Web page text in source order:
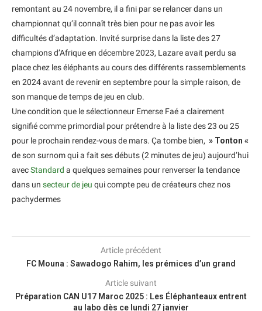
remontant au 24 novembre, il a fini par se relancer dans un
championnat qu’il connaît très bien pour ne pas avoir les
difficultés d’adaptation. Invité surprise dans la liste des 27
champions d’Afrique en décembre 2023, Lazare avait perdu sa
place chez les éléphants au cours des différents rassemblements
en 2024 avant de revenir en septembre pour la simple raison, de
son manque de temps de jeu en club.
Une condition que le sélectionneur Emerse Faé a clairement
signifié comme primordial pour prétendre à la liste des 23 ou 25
pour le prochain rendez-vous de mars. Ça tombe bien, » Tonton «
de son surnom qui a fait ses débuts (2 minutes de jeu) aujourd’hui
avecStandard a quelques semaines pour renverser la tendance
dans un secteur de jeu qui compte peu de créateurs chez nos
pachydermes
Article précédent
FC Mouna : Sawadogo Rahim, les prémices d’un grand
Article suivant
Préparation CAN U17 Maroc 2025 : Les Éléphanteaux entrent
au labo dès ce lundi 27 janvier